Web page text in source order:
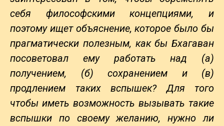
себя философскими концепциями, и
поэтому ищет объяснение, которое было бы
прагматически полезным, как бы Бхагаван
посоветовал ему работать над (а)
получением, (б) сохранением и (в)
продлением таких вспышек? Для того
чтобы иметь возможность вызывать такие
вспышки по своему желанию, нужно ли